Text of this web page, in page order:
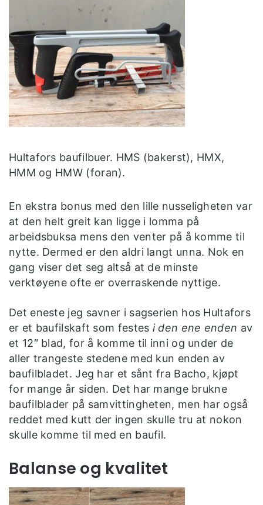
Hultafors baufilbuer. HMS (bakerst), HMX,
HMM og HMW (foran).
En ekstra bonus med den lille nusseligheten var
at den helt greit kan ligge i lomma på
arbeidsbuksa mens den venter på å komme til
nytte. Dermed er den aldri langt unna. Nok en
gang viser det seg altså at de minste
verktøyene ofte er overraskende nyttige.
Det eneste jeg savner i sagserien hos Hultafors
er et baufilskaft som festes i den ene enden av
et 12″ blad, for å komme til inni og under de
aller trangeste stedene med kun enden av
baufilbladet. Jeg har et sånt fra Bacho, kjøpt
for mange år siden. Det har mange brukne
baufilblader på samvittingheten, men har også
reddet med kutt der ingen skulle tru at nokon
skulle komme til med en baufil.
Balanse og kvalitet